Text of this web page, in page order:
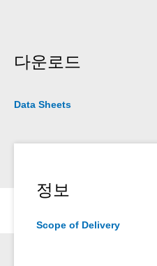
다운로드
Data Sheets
정보
Scope of Delivery